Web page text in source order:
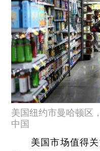
美国纽约市曼哈顿区
中国
美国市场值得关